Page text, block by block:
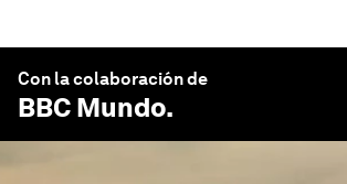
Con la colaboración de
BBC Mundo.